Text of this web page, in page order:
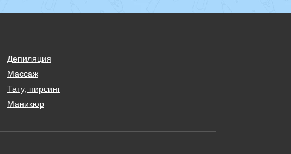
Депиляция
Массаж
Тату, пирсинг
Маникюр